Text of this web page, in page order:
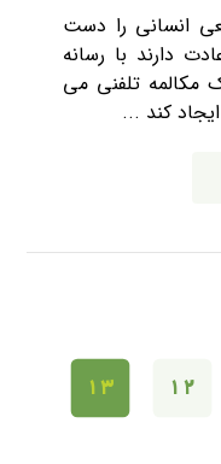
انسانی را دست
دارند با رسانه
مکالمه تلفنی می
کند ...
۱۲ ۱۳